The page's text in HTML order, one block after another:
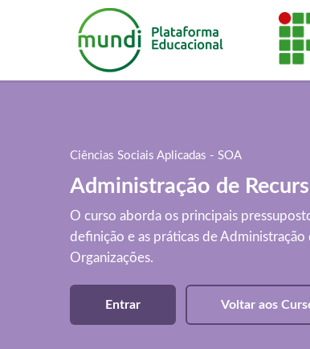
Ciências Sociais Aplicadas - SOA
Administração de
O curso aborda os principais
definição e as práticas de Administração
Organizações.
Entrar Voltar aos